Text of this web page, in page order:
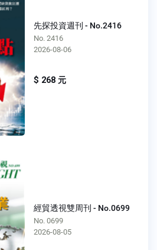
先探投資週刊 - No.2416
No. 2416
2026-08-06
$ 268 元
經貿透視雙周刊 - No.0699
No. 0699
2026-08-05